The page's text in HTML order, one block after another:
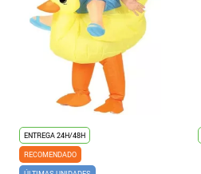
ENTREGA 24H/48H
RECOMENDADO